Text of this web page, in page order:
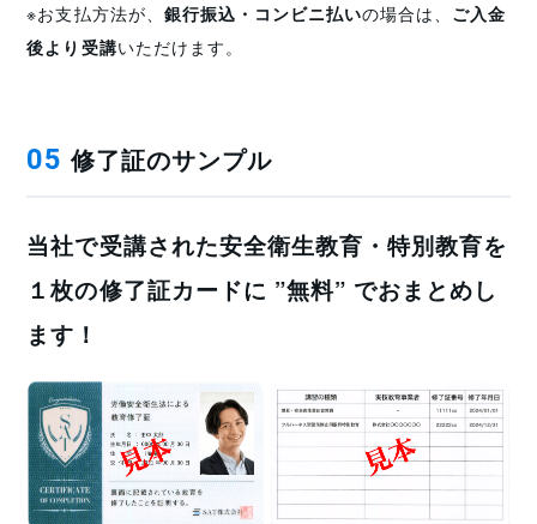
※お支払方法が、 銀行振込・コンビニ払いの場合は、 ご入金
後より受講いただけます。
05 修了証のサンプル
当社で受講された安全衛生教育・特別教育を
１枚の修了証カードに ”無料” でおまとめし
ます！